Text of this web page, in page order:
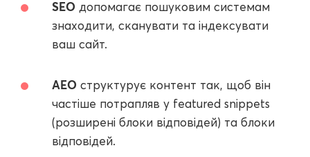
SEO допомагає пошуковим системам
знаходити, сканувати та індексувати
ваш сайт.
AEO структурує контент так, щоб він
частіше потрапляв у featured snippets
(розширені блоки відповідей) та блоки
відповідей.